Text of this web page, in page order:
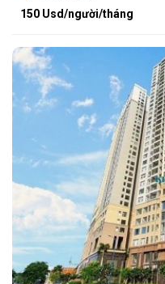
150 Usd/người/tháng